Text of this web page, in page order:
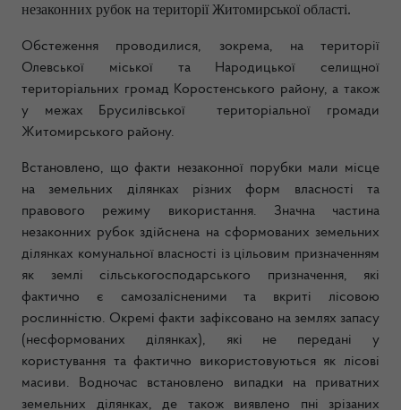
незаконних рубок на території Житомирської області.
Обстеження проводилися, зокрема, на території
Олевської міської та Народицької селищної
територіальних громад Коростенського району, а також
у межах Брусилівської територіальної громади
Житомирського району.
Встановлено, що факти незаконної порубки мали місце
на земельних ділянках різних форм власності та
правового режиму використання. Значна частина
незаконних рубок здійснена на сформованих земельних
ділянках комунальної власності із цільовим призначенням
як землі сільськогосподарського призначення, які
фактично є самозалісненими та вкриті лісовою
рослинністю. Окремі факти зафіксовано на землях запасу
(несформованих ділянках), які не передані у
користування та фактично використовуються як лісові
масиви. Водночас встановлено випадки на приватних
земельних ділянках, де також виявлено пні зрізаних